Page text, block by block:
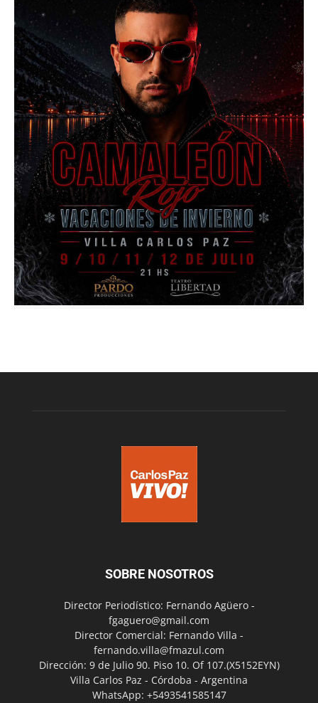
SOBRE NOSOTROS
Director Periodístico: Fernando Agüero -
fgaguero@gmail.com
Director Comercial: Fernando Villa -
fernando.villa@fmazul.com
Dirección: 9 de Julio 90. Piso 10. Of 107.(X5152EYN)
Villa Carlos Paz - Córdoba - Argentina
WhatsApp: +5493541585147